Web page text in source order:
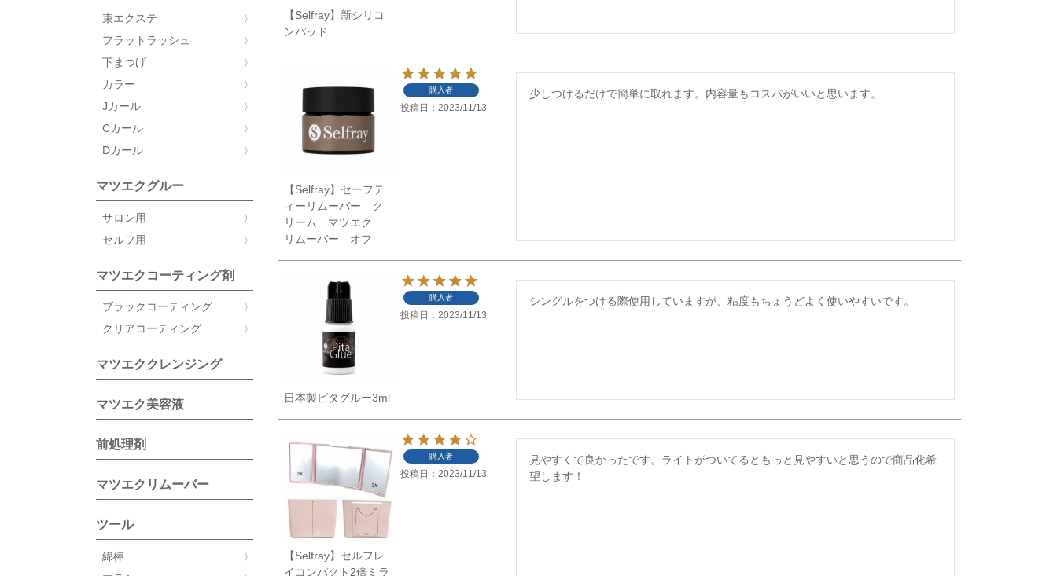
束エクステ
フラットラッシュ
下まつげ
カラー
Jカール
Cカール
Dカール
マツエクグルー
サロン用
セルフ用
マツエクコーティング剤
ブラックコーティング
クリアコーティング
マツエククレンジング
マツエク美容液
前処理剤
マツエクリムーバー
ツール
綿棒
【Selfray】新シリコ
ンパッド
【Selfray】セーフテ
ィーリムーバー ク
リーム マツエク
リムーバー オフ
購入者
投稿日 2023/11/13
少しつけるだけで簡単に取れます。内容量もコスパがいいと思います。
日本製ピタグルー3ml
購入者
投稿日 2023/11/13
シングルをつける際使用していますが、粘度もちょうどよく使いやすいです。
【Selfray】セルフレ
イコンパクト2倍ミラ
購入者
投稿日 2023/11/13
見やすくて良かったです。ライトがついてるともっと見やすいと思うので商品化希
望します！